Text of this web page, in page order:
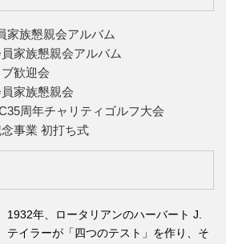
家族懇親会アルバム
家族懇親会アルバム
歓迎会
家族懇親会
周年チャリティゴルフ大会
事業 初打ち式
1932年、ロータリアンのハーバート J.
テイラーが「四つのテスト」を作り、そ